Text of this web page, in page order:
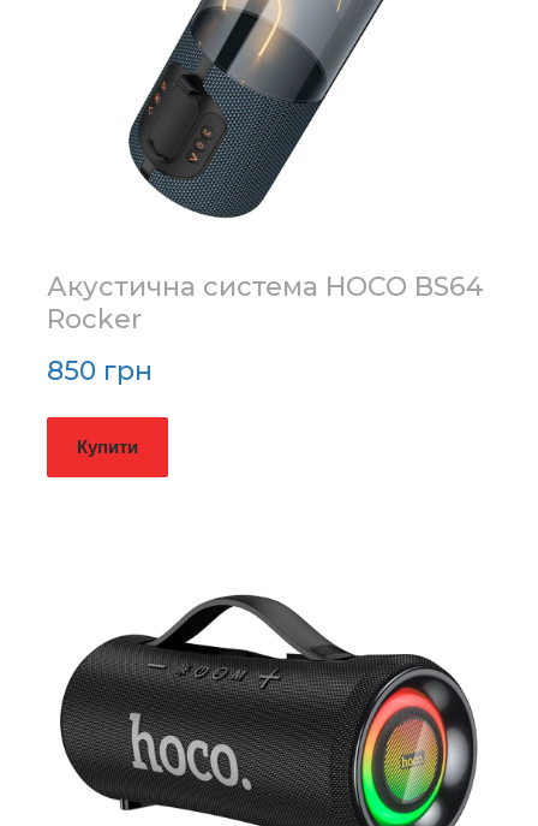
Акустична система HOCO BS64
Rocker
850 грн
Купити